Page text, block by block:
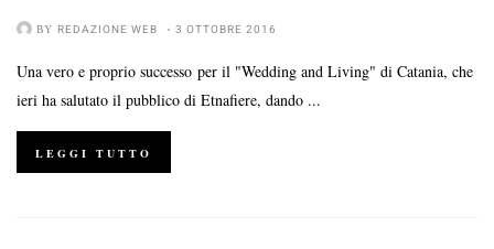
BY REDAZIONE WEB 3 OTTOBRE 2016
Una vero e proprio successo per il "Wedding and Living" di Catania, che
ieri ha salutato il pubblico di Etnafiere, dando ...
LEGGI TUTTO